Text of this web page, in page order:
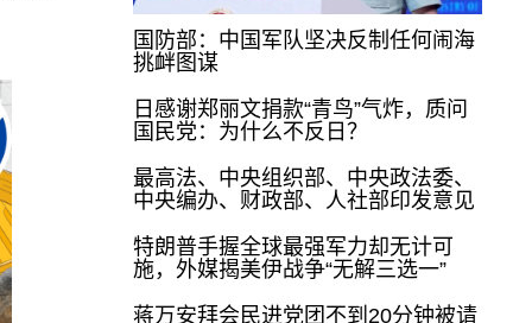
国防部：中国军队坚决反制任何闹海
挑衅图谋
日感谢郑丽文捐款“青鸟”气炸，质问
国民党：为什么不反日？
最高法、中央组织部、中央政法委、
中央编办、财政部、人社部印发意见
特朗普手握全球最强军力却无计可
施，外媒揭美伊战争“无解三选一”
蒋万安拜会民进党团不到20分钟被请